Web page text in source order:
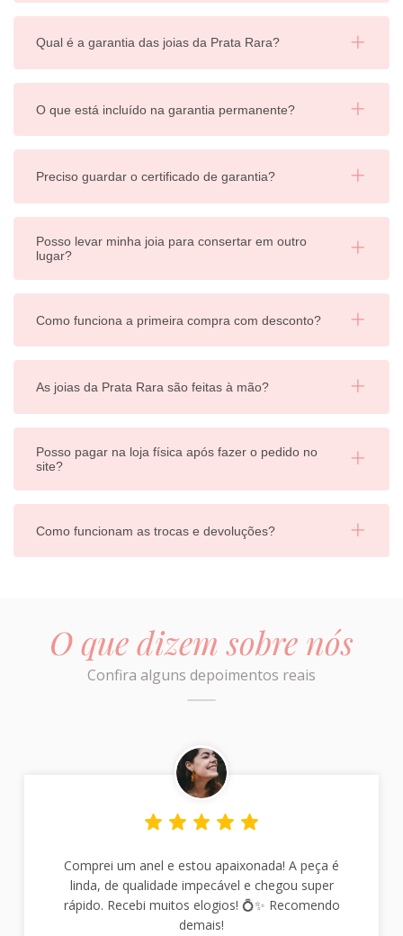
Qual é a garantia das joias da Prata Rara?
O que está incluído na garantia permanente?
Preciso guardar o certificado de garantia?
Posso levar minha joia para consertar em outro
lugar?
Como funciona a primeira compra com desconto?
As joias da Prata Rara são feitas à mão?
Posso pagar na loja física após fazer o pedido no
site?
Como funcionam as trocas e devoluções?
O que dizem sobre nós
Confira alguns depoimentos reais
Comprei um anel e estou apaixonada! A peça é
linda, de qualidade impecável e chegou super
rápido. Recebi muitos elogios! 💍✨ Recomendo
demais!